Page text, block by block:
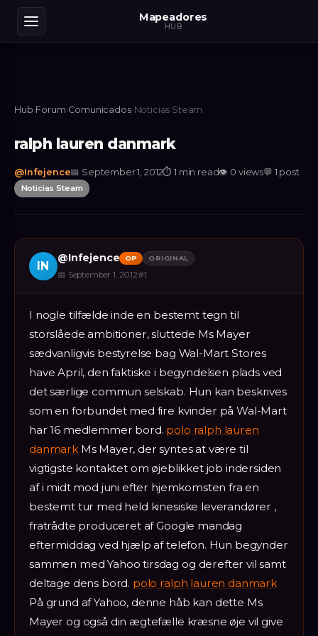
Mapeadores
HUB
Hub›Forum›Comunicados›Noticias Steam
ralph lauren danmark
@Infejence📅 September 1, 2012⏱1 min read👁 0 views💬 1 post
Noticias Steam
IN
@Infejence OP ORIGINAL
📅 September 1, 2012#1
I nogle tilfælde inde en bestemt tegn til
storslåede ambitioner, sluttede Ms Mayer
sædvanligvis bestyrelse bag Wal-Mart Stores
have April, den faktiske i begyndelsen plads ved
det særlige commun selskab. Hun kan beskrives
som en forbundet med fire kvinder på Wal-Mart
har 16 medlemmer bord. polo ralph lauren
danmarkMs Mayer, der syntes at være til
vigtigste kontaktet om øjeblikket job indersiden
af i midt mod juni efter hjemkomsten fra en
bestemt tur med held kinesiske leverandører ,
fratrådte produceret af Google mandag
eftermiddag ved hjælp af telefon. Hun begynder
sammen med Yahoo tirsdag og derefter vil samt
deltage dens bord. polo ralph lauren danmark
På grund af Yahoo, denne håb kan dette Ms
Mayer og også din ægtefælle kræsne øje vil give